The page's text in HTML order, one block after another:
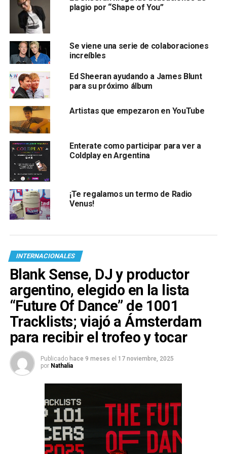
plagio por “Shape of You”
Se viene una serie de colaboraciones
increíbles
Ed Sheeran ayudando a James Blunt
para su próximo álbum
Artistas que empezaron en YouTube
Enterate como participar para ver a
Coldplay en Argentina
¡Te regalamos un termo de Radio
Venus!
INTERNACIONALES
Blank Sense, DJ y productor
argentino, elegido en la lista
“Future Of Dance” de 1001
Tracklists; viajó a Ámsterdam
para recibir el trofeo y tocar
Publicado hace 9 meses el 17 noviembre, 2025
por Nathalia